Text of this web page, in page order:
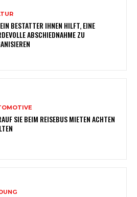
BESTATTER IHNEN HILFT, EINE
ABSCHIEDNAHME ZU
SIE BEIM REISEBUS MIETEN ACHTEN